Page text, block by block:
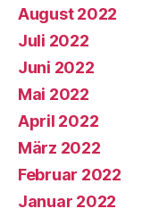
August 2022
Juli 2022
Juni 2022
Mai 2022
April 2022
März 2022
Februar 2022
Januar 2022